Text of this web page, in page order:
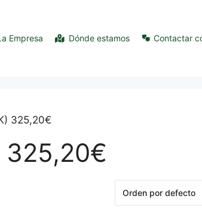
Empresa Dónde estamos Contactar
325,20€
325,20€